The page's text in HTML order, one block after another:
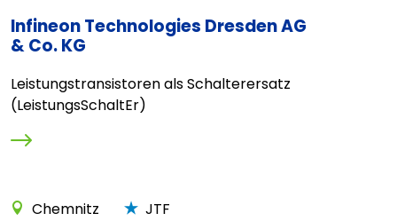
Infineon Technologies Dresden AG
& Co. KG
Leistungstransistoren als Schalterersatz
(LeistungsSchaltEr)
Chemnitz JTF